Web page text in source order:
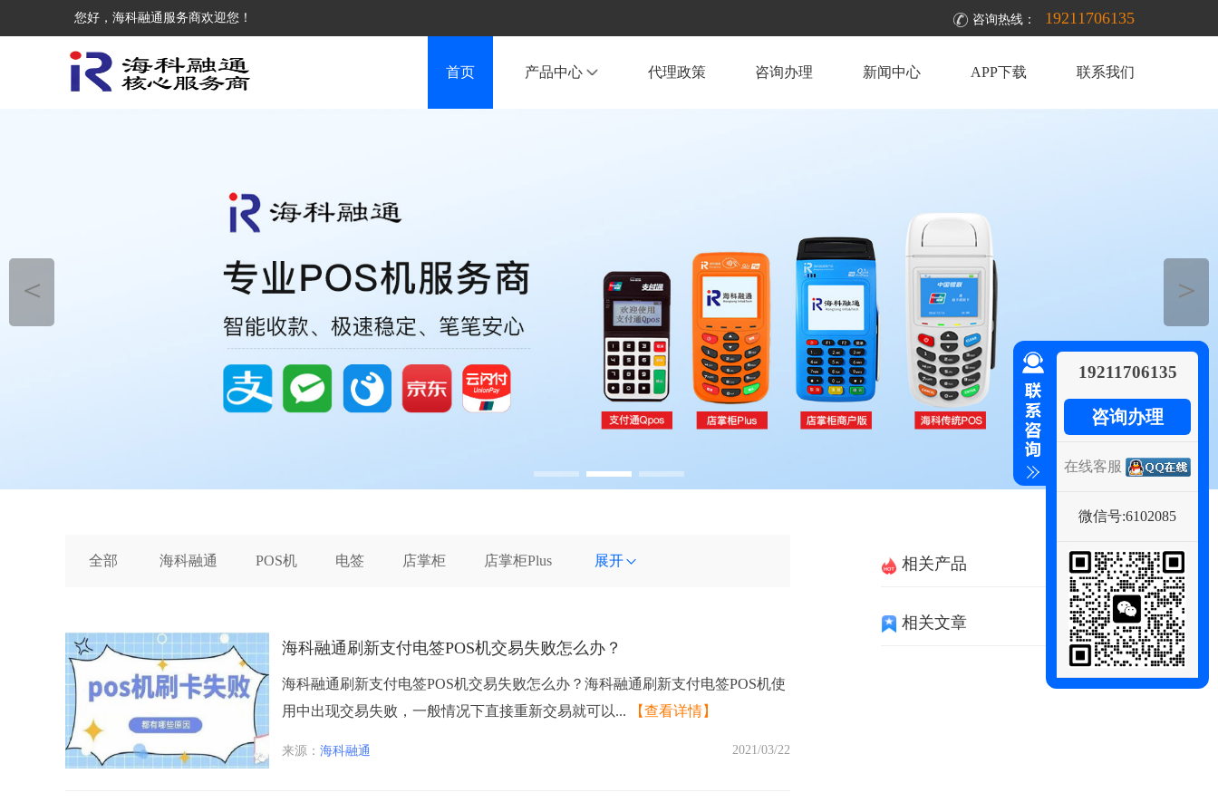
您好，海科融通服务商欢迎您！ 咨询热线： 19211706135
首页 产品中心 代理政策 咨询办理 新闻中心 APP下载 联系我们
＜ ＞
全部 海科融通 POS机 电签 店掌柜 店掌柜Plus 展开
海科融通刷新支付电签POS机交易失败怎么办？
海科融通刷新支付电签POS机交易失败怎么办？海科融通刷新支付电签POS机使
用中出现交易失败，一般情况下直接重新交易就可以...
【查看详情】
来源：海科融通 2021/03/22
相关产品
相关文章
19211706135
咨询办理
在线客服
微信号:6102085